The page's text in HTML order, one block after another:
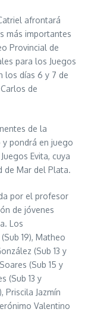
afrontará
más importantes
Provincial de
para los Juegos
los días 6 y 7 de
de
de la
y pondrá en juego
Evita, cuya
de Mar del Plata.
por el profesor
de jóvenes
Los
19), Matheo
(Sub 13 y
(Sub 15 y
(Sub 13 y
Priscila Jazmín
Valentino